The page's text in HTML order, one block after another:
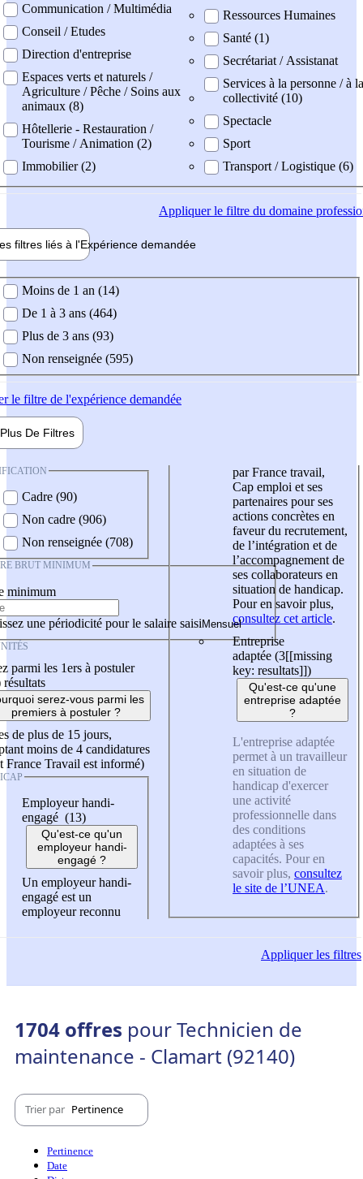
Communication / Multimédia
Conseil / Etudes
Direction d'entreprise
Espaces verts et naturels /
Agriculture / Pêche / Soins aux
animaux (8)
Hôtellerie - Restauration /
Tourisme / Animation (2)
Immobilier (2)
Ressources Humaines
Santé (1)
Secrétariat / Assistanat
Services à la personne / à la
collectivité (10)
Spectacle
Sport
Transport / Logistique (6)
Appliquerle filtre du domaine
filtres liés à l'Expérience demandée
demandée
Moins de 1 an (14)
De 1 à 3 ans (464)
Plus de 3 ans (93)
Non renseignée (595)
le filtre de l'expérience demandée
Plus De Filtres
Cadre (90)
Non cadre (906)
Non renseignée (708)
BRUT MINIMUM
minimum
une périodicité pour le salaire saisi
parmi les 1ers à postuler
résultats
serez-vous parmi les
premiers à postuler ?
de plus de 15 jours,
moins de 4 candidatures
France Travail est informé)
Employeur handi-
engagé (13)
Qu'est-ce qu'un
employeur handi-
engagé ?
Un employeur handi-
engagé est un
employeur reconnu
par France travail,
Cap emploi et ses
partenaires pour ses
actions concrètes en
faveur du recrutement,
de l’intégration et de
l’accompagnement de
ses collaborateurs en
situation de handicap.
Pour en savoir plus,
consultez cet article.
Entreprise
adaptée (3[[missing
key: resultats]])
Qu'est-ce qu'une
entreprise adaptée
?
L'entreprise adaptée
permet à un travailleur
en situation de
handicap d'exercer
une activité
professionnelle dans
des conditions
adaptées à ses
capacités. Pour en
savoir plus, consultez
le site de l’UNEA.
Appliquerles filtres
1704 offres pour Technicien de
maintenance - Clamart (92140)
Trier par Pertinence
Pertinence
Date